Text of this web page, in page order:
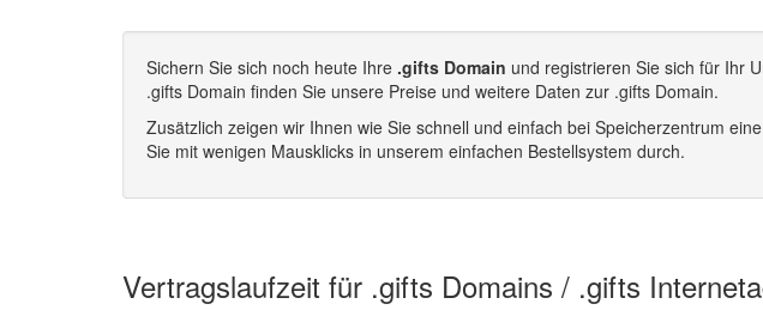
Sichern Sie sich noch heute Ihre .gifts Domain und registrieren Sie sich für Ihr
.gifts Domain finden Sie unsere Preise und weitere Daten zur .gifts Domain.
Zusätzlich zeigen wir Ihnen wie Sie schnell und einfach bei Speicherzentrum
Sie mit wenigen Mausklicks in unserem einfachen Bestellsystem durch.
Vertragslaufzeit für .gifts Domains / .gifts